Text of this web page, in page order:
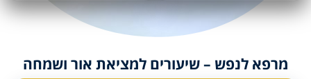
מרפא לנפש – שיעורים למציאת אור ושמחה